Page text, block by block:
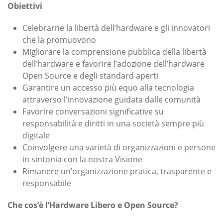
Obiettivi
Celebrarne la libertà dell’hardware e gli innovatori
che la promuovono
Migliorare la comprensione pubblica della libertà
dell’hardware e favorire l’adozione dell’hardware
Open Source e degli standard aperti
Garantire un accesso più equo alla tecnologia
attraverso l’innovazione guidata dalle comunità
Favorire conversazioni significative su
responsabilità e diritti in una società sempre più
digitale
Coinvolgere una varietà di organizzazioni e persone
in sintonia con la nostra Visione
Rimanere un’organizzazione pratica, trasparente e
responsabile
Che cos’è l’Hardware Libero e Open Source?